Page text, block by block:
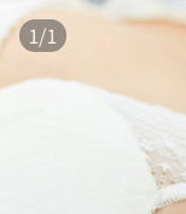
1/1